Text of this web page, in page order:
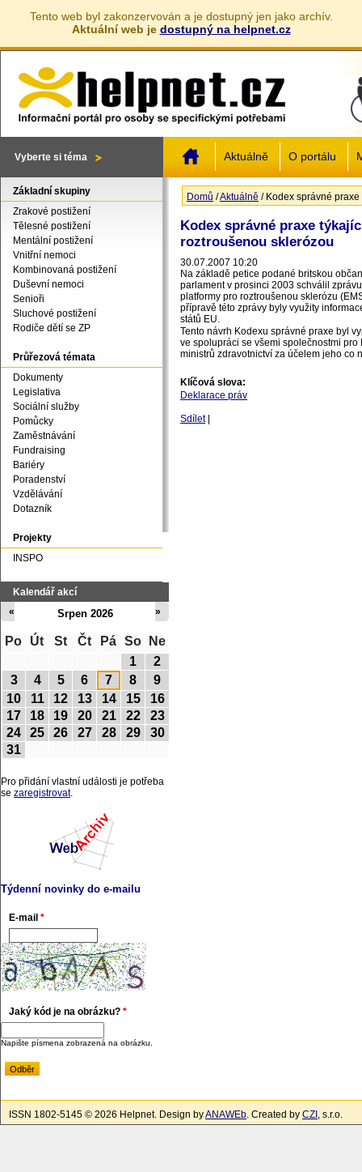
Tento web byl zakonzervován a je dostupný jen jako archív.
Aktuální web je dostupný na helpnet.cz
Vyberte si téma Aktuálně O portálu
Jste zde
Domů /Aktuálně / Kodex správné
Kodex správné praxe
roztroušenou sklerózou
30.07.2007 10:20
Na základě petice podané britskou
parlament v prosinci 2003 schválil
platformy pro roztroušenou sklerózu
přípravě této zprávy byly využity
států EU.
Tento návrh Kodexu správné praxe byl
ve spolupráci se všemi společnostmi
ministrů zdravotnictví za účelem jeho
Klíčová slova:
Deklarace práv
Sdílet
Základní skupiny
Zrakové postižení
Tělesné postižení
Mentální postižení
Vnitřní nemoci
Kombinovaná postižení
Duševní nemoci
Senioři
Sluchové postižení
Rodiče dětí se ZP
Průřezová témata
Dokumenty
Legislativa
Sociální služby
Pomůcky
Zaměstnávání
Fundraising
Bariéry
Poradenství
Vzdělávání
Dotazník
Projekty
INSPO
Kalendář akcí
Srpen 2026
« »
Po Út St Čt Pá So
Ne
1
2
3
4 5 6 7 8
9
10
11 12 13 14 15
16
17
18 19 20 21 22
23
24
25 26 27 28 29
30
31
Pro přidání vlastní události je potřeba
se zaregistrovat.
Týdenní novinky do e-mailu
E-mail *
Jaký kód je na obrázku? *
Napište písmena zobrazená na obrázku.
ISSN 1802-5145 © 2026 Helpnet. Design byANAWEb. Created by CZI , s.r.o.